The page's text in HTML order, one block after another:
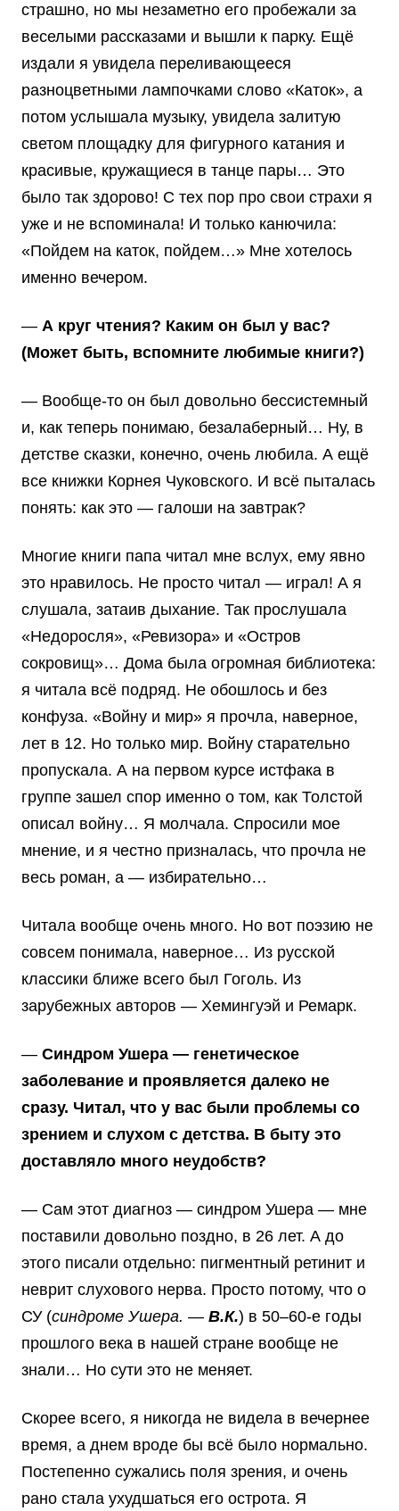
страшно, но мы незаметно его пробежали за
веселыми рассказами и вышли к парку. Ещё
издали я увидела переливающееся
разноцветными лампочками слово «Каток», а
потом услышала музыку, увидела залитую
светом площадку для фигурного катания и
красивые, кружащиеся в танце пары… Это
было так здорово! С тех пор про свои страхи я
уже и не вспоминала! И только канючила:
«Пойдем на каток, пойдем…» Мне хотелось
именно вечером.
— А круг чтения? Каким он был у вас?
(Может быть, вспомните любимые книги?)
— Вообще-то он был довольно бессистемный
и, как теперь понимаю, безалаберный… Ну, в
детстве сказки, конечно, очень любила. А ещё
все книжки Корнея Чуковского. И всё пыталась
понять: как это — галоши на завтрак?
Многие книги папа читал мне вслух, ему явно
это нравилось. Не просто читал — играл! А я
слушала, затаив дыхание. Так прослушала
«Недоросля», «Ревизора» и «Остров
сокровищ»… Дома была огромная библиотека:
я читала всё подряд. Не обошлось и без
конфуза. «Войну и мир» я прочла, наверное,
лет в 12. Но только мир. Войну старательно
пропускала. А на первом курсе истфака в
группе зашел спор именно о том, как Толстой
описал войну… Я молчала. Спросили мое
мнение, и я честно призналась, что прочла не
весь роман, а — избирательно…
Читала вообще очень много. Но вот поэзию не
совсем понимала, наверное… Из русской
классики ближе всего был Гоголь. Из
зарубежных авторов — Хемингуэй и Ремарк.
— Синдром Ушера — генетическое
заболевание и проявляется далеко не
сразу. Читал, что у вас были проблемы со
зрением и слухом с детства. В быту это
доставляло много неудобств?
— Сам этот диагноз — синдром Ушера — мне
поставили довольно поздно, в 26 лет. А до
этого писали отдельно: пигментный ретинит и
неврит слухового нерва. Просто потому, что о
СУ (синдроме Ушера. — В.К.) в 50–60-е годы
прошлого века в нашей стране вообще не
знали… Но сути это не меняет.
Скорее всего, я никогда не видела в вечернее
время, а днем вроде бы всё было нормально.
Постепенно сужались поля зрения, и очень
рано стала ухудшаться его острота. Я